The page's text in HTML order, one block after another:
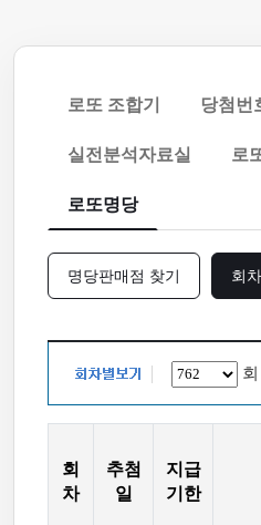
로또 조합기
당첨번
실전분석자료실
로
로또명당
명당판매점 찾기 회
회
차
추첨
일
지급
기한